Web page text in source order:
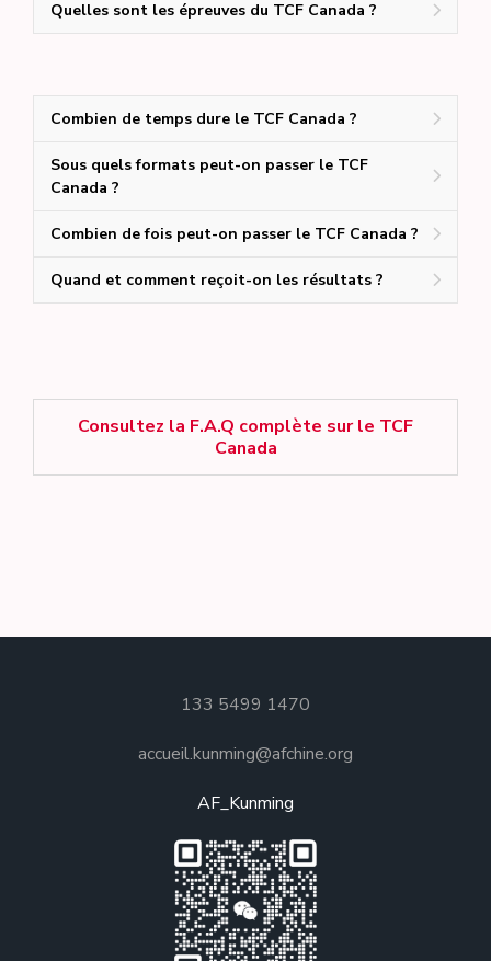
Quelles sont les épreuves du TCF Canada ?
Combien de temps dure le TCF Canada ?
Sous quels formats peut-on passer le TCF
Canada ?
Combien de fois peut-on passer le TCF Canada ?
Quand et comment reçoit-on les résultats ?
Consultez la F.A.Q complète sur le TCF
Canada
133 5499 1470
accueil.kunming@afchine.org
AF_Kunming